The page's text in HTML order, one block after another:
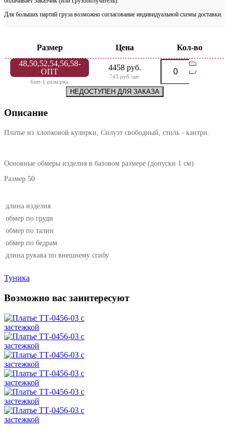
Для больших партий груза возможно согласование индивидуальной схемы доставки.
Размер Цена
Кол-во
48,50,52,54,56,58-
ОПТ
6шт-1 разм.ряд
4458 руб.
743 руб./шт.
НЕДОСТУПЕН ДЛЯ ЗАКАЗА
Описание
Платье из хлопковой кулирки, Силуэт свободный, стиль - кантри.
Основные обмеры изделия в базовом размере (допуски 1 см)
Размер 50
длина изделия
обмер по груди
обмер по талии
обмер по бедрам
длина рукава по внешнему сгибу
Туника
Возможно вас заинтересуют